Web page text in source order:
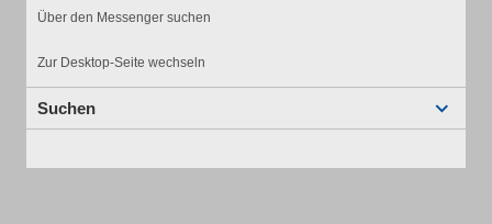
Über den Messenger suchen
Zur Desktop-Seite wechseln
Suchen